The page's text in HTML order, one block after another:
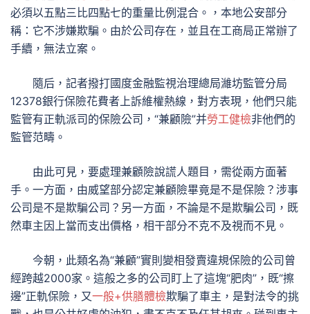
必須以五點三比四點七的重量比例混合。，本地公安部分
稱：它不涉嫌欺騙。由於公司存在，並且在工商局正常辦了
手續，無法立案。
隨后，記者撥打國度金融監視治理總局濰坊監管分局
12378銀行保險花費者上訴維權熱線，對方表現，他們只能
監管有正軌派司的保險公司，“兼顧險”并勞工健檢非他們的
監管范疇。
由此可見，要處理兼顧險說謊人題目，需從兩方面著
手。一方面，由威望部分認定兼顧險畢竟是不是保險？涉事
公司是不是欺騙公司？另一方面，不論是不是欺騙公司，既
然車主因上當而支出價格，相干部分不克不及視而不見。
今朝，此類名為“兼顧”實則變相發賣違規保險的公司曾
經跨越2000家。這般之多的公司盯上了這塊“肥肉”，既“擦
邊”正軌保險，又一般+供膳體檢欺騙了車主，是對法令的挑